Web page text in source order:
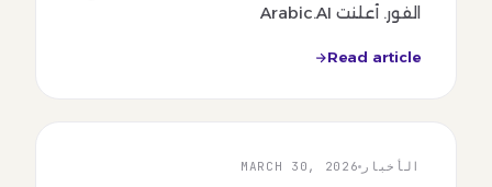
الفور. أعلنت Arabic.AI
Read article
الأخبار MARCH 30, 2026